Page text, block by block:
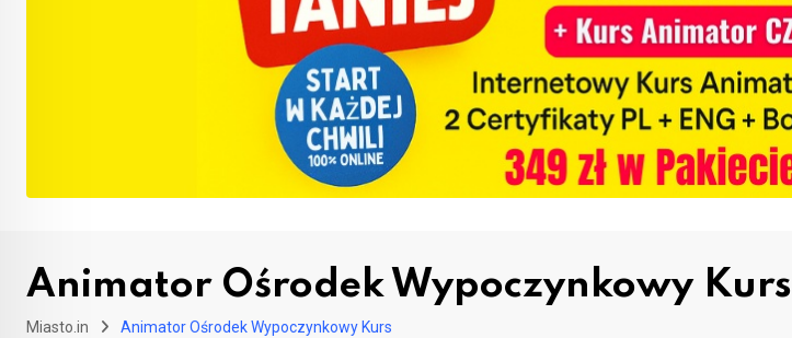
Animator Ośrodek Wypoczynkowy Kurs
Miasto.in Animator Ośrodek Wypoczynkowy Kurs